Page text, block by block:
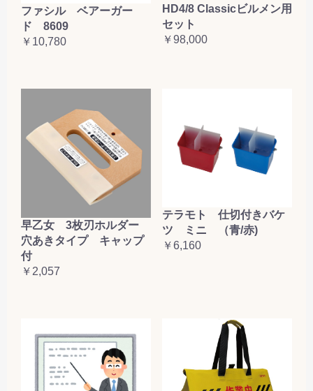
ファシル ベアーガー
ド 8609
￥10,780
HD4/8 Classicビルメン用
セット
￥98,000
早乙女 3枚刃ホルダー
穴あきタイプ キャップ
付
￥2,057
テラモト 仕切付きバケ
ツ ミニ （青/赤)
￥6,160